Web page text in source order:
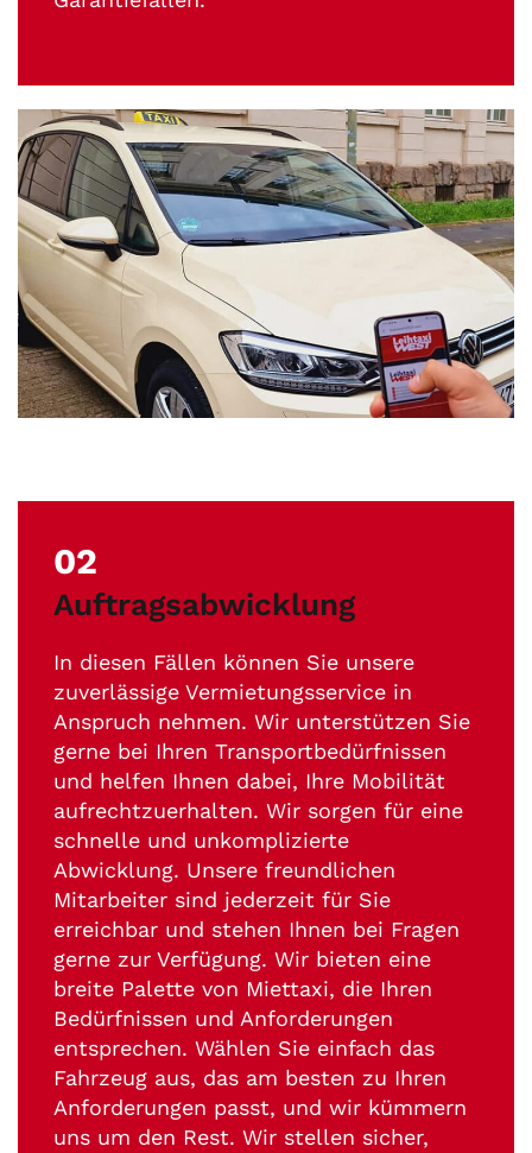
02
Auftragsabwicklung
In diesen Fällen können Sie unsere
zuverlässige Vermietungsservice in
Anspruch nehmen. Wir unterstützen Sie
gerne bei Ihren Transportbedürfnissen
und helfen Ihnen dabei, Ihre Mobilität
aufrechtzuerhalten. Wir sorgen für eine
schnelle und unkomplizierte
Abwicklung. Unsere freundlichen
Mitarbeiter sind jederzeit für Sie
erreichbar und stehen Ihnen bei Fragen
gerne zur Verfügung. Wir bieten eine
breite Palette von Miettaxi, die Ihren
Bedürfnissen und Anforderungen
entsprechen. Wählen Sie einfach das
Fahrzeug aus, das am besten zu Ihren
Anforderungen passt, und wir kümmern
uns um den Rest. Wir stellen sicher,